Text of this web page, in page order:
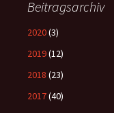
Beitragsarchiv
2020(3)
2019(12)
2018 (23)
2017(40)